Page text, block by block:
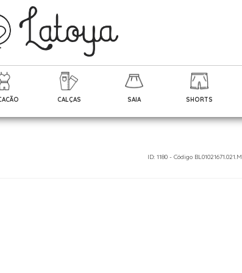
CALÇAS SAIA SHORTS
ID: 1180 - Código BL01021671.021.M